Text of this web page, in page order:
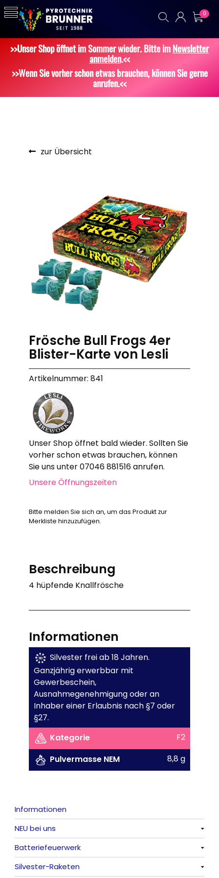
0
>>Unser Shop öffnet im Sommer wieder. Bitte imNewsletter
anmelden.<<
>>Wenn Sie vorher schon etwas brauchen, können Sie gerne
anrufen.<<
zur Übersicht
Frösche Bull Frogs 4er
Blister-Karte von Lesli
Artikelnummer: 841
Unser Shop öffnet bald wieder. Sollten Sie
vorher schon etwas brauchen, können
Sie uns unter 07046 881516 anrufen.
Unsere Öffnungszeiten
Bitte melden Sie sich an, um das Produkt zur
Merkliste hinzuzufügen.
Beschreibung
4 hüpfende Knallfrösche
Informationen
Silvester frei ab 18 Jahren.
Ganzjährig erwerbbar mit
Gewerbeschein,
Ausnahmegenehmigung oder an
Inhaber einer Erlaubnis nach §7 oder
§27.
Kategorie
F2
Pulvermasse NEM
8,8 g
Informationen
NEU bei uns
Alle anzeigen
Batteriefeuerwerk
Alle anzeigen
Silvester-Raketen